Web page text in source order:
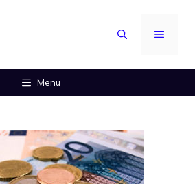
MENU
Menu